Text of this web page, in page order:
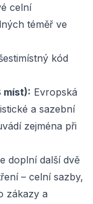
celní
téměř ve
kód
míst): Evropská
a sazební
zejména při
doplní další dvě
– celní sazby,
zákazy a